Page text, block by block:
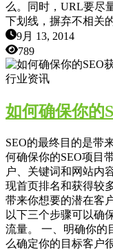
么。同时，URL要尽
下划线，摒弃不相关
9月 13, 2014
789
行业资讯
如何确保你的
SEO的最终目的是带
何确保你的SEO项目
户、关键词和网站内
现首页排名和获得较
带来你想要的潜在客
以下三个步骤可以确
流量。 一、明确你的
么确定你的目标客户